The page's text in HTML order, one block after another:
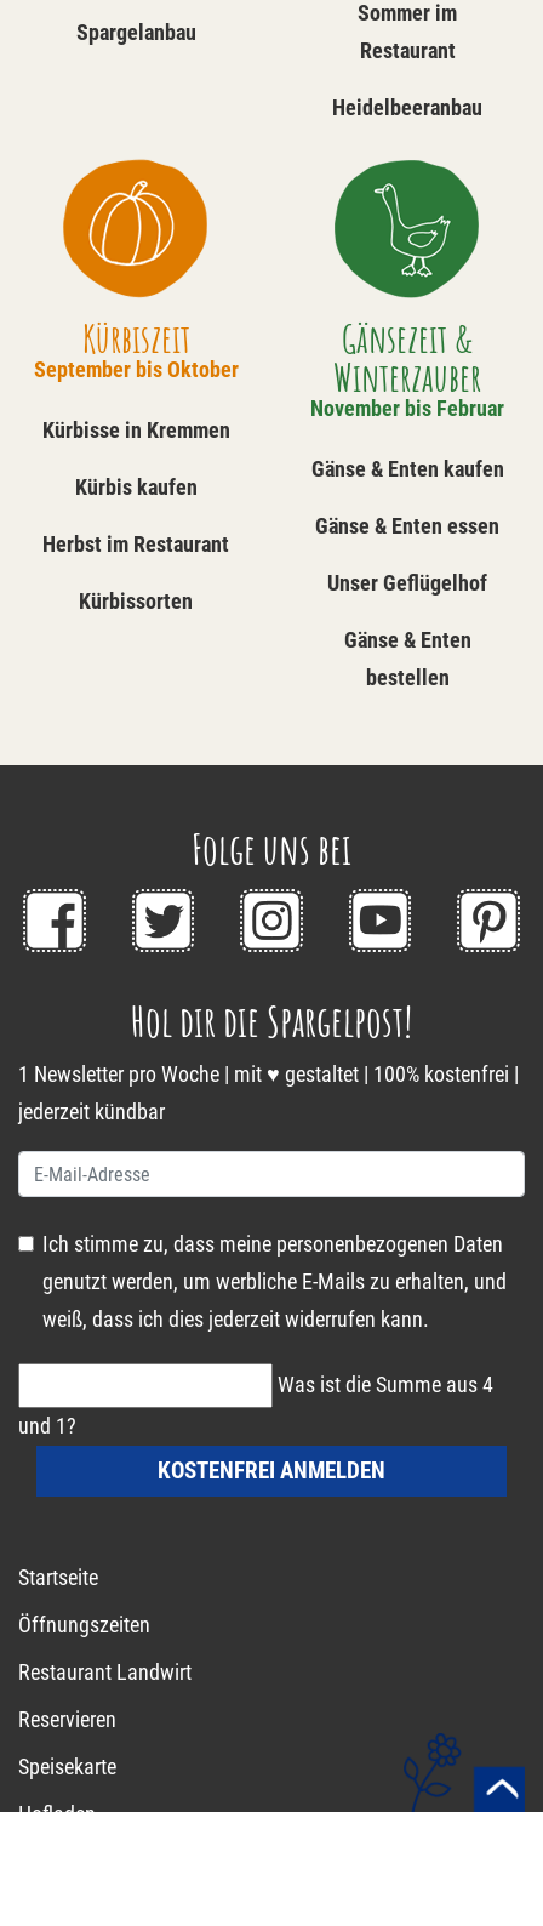
Spargelanbau
Sommer im
Restaurant
Heidelbeeranbau
Kürbiszeit
September bis Oktober
Kürbisse in Kremmen
Kürbis kaufen
Herbst im Restaurant
Kürbissorten
Gänsezeit &
Winterzauber
November bis Februar
Gänse & Enten kaufen
Gänse & Enten essen
Unser Geflügelhof
Gänse & Enten
bestellen
Startseite
Öffnungszeiten
Restaurant Landwirt
Reservieren
Speisekarte
Hofladen
Folge uns bei
Hol dir die Spargelpost!
1 Newsletter pro Woche | mit ♥ gestaltet | 100% kostenfrei |
jederzeit kündbar
Ich stimme zu, dass meine personenbezogenen Daten
genutzt werden, um werbliche E-Mails zu erhalten, und
weiß, dass ich dies jederzeit widerrufen kann.
Was ist die Summe aus 4
und 1?
KOSTENFREI ANMELDEN